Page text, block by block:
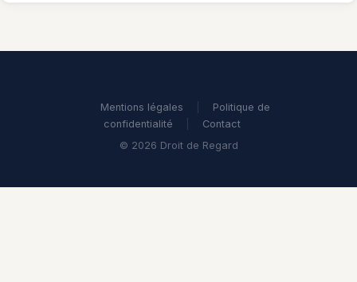
Mentions légales
Politique de
confidentialité
Contact
© 2026 Droit de Regard